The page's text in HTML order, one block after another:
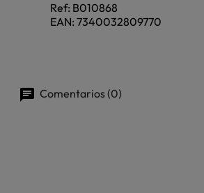
Ref: B010868
EAN: 7340032809770
Comentarios (0)